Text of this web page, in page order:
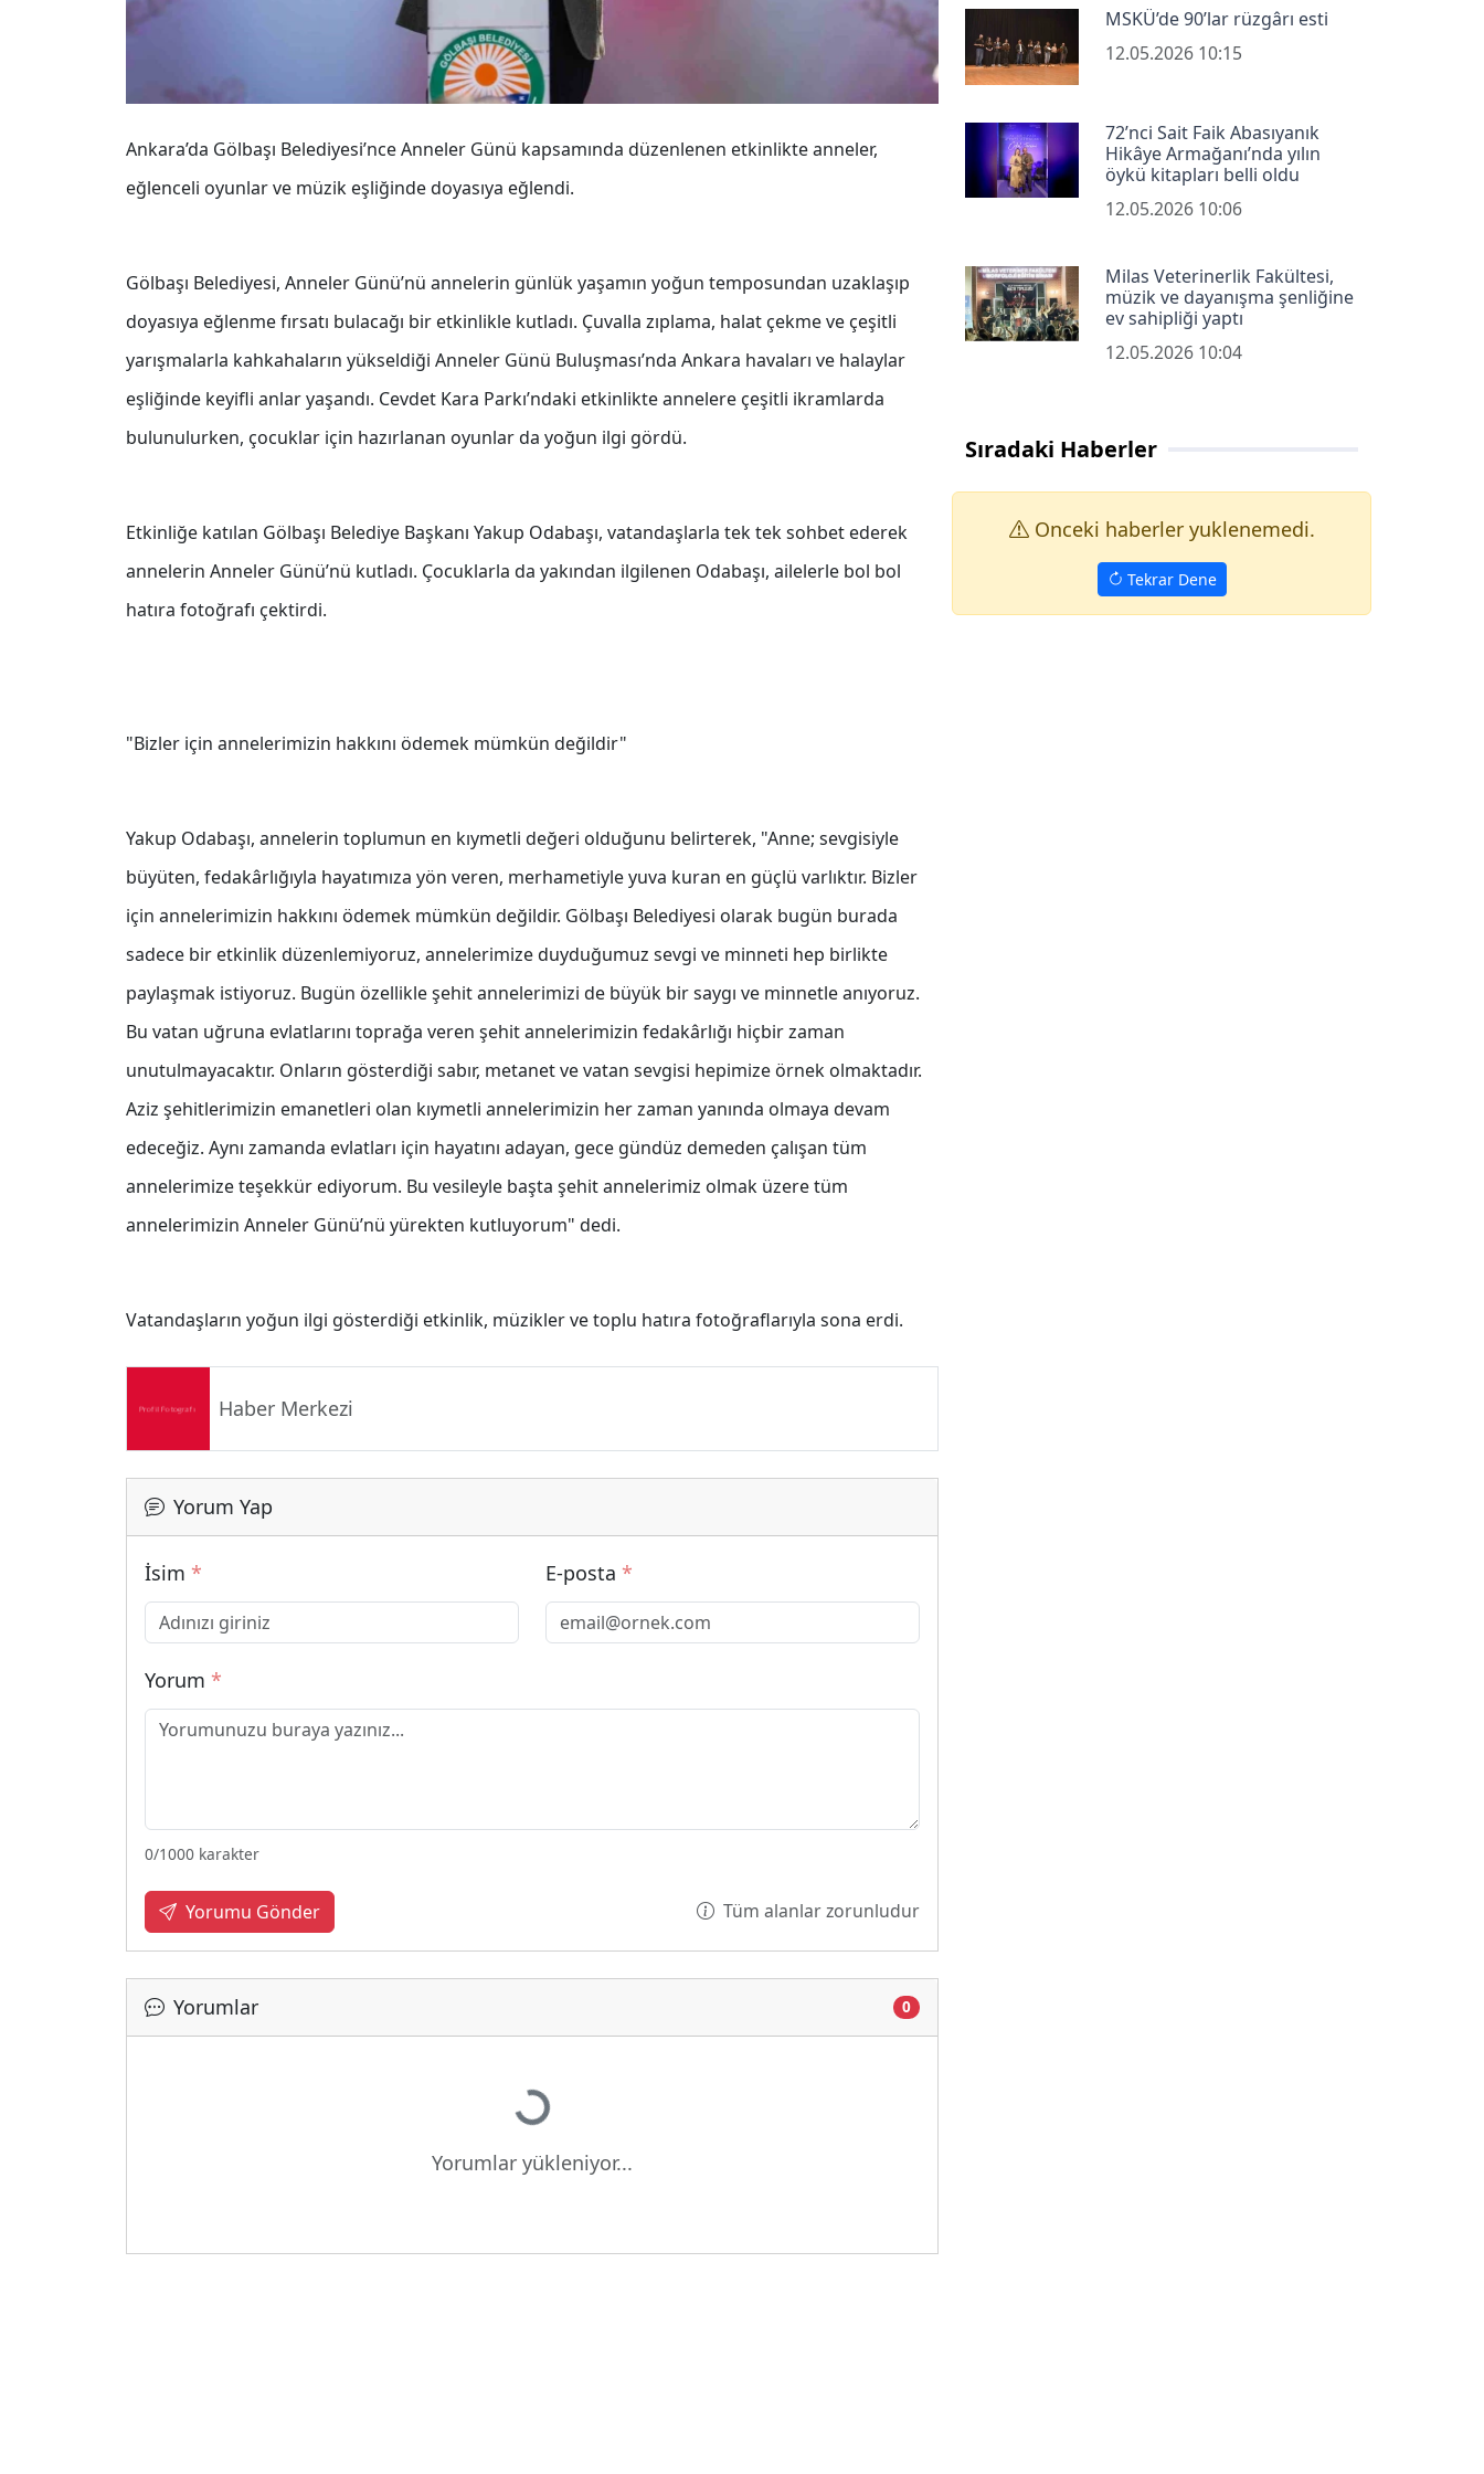
Ankara’da Gölbaşı Belediyesi’nce Anneler Günü kapsamında düzenlenen etkinlikte anneler,
eğlenceli oyunlar ve müzik eşliğinde doyasıya eğlendi.
Gölbaşı Belediyesi, Anneler Günü’nü annelerin günlük yaşamın yoğun temposundan uzaklaşıp
doyasıya eğlenme fırsatı bulacağı bir etkinlikle kutladı. Çuvalla zıplama, halat çekme ve çeşitli
yarışmalarla kahkahaların yükseldiği Anneler Günü Buluşması’nda Ankara havaları ve halaylar
eşliğinde keyifli anlar yaşandı. Cevdet Kara Parkı’ndaki etkinlikte annelere çeşitli ikramlarda
bulunulurken, çocuklar için hazırlanan oyunlar da yoğun ilgi gördü.
Etkinliğe katılan Gölbaşı Belediye Başkanı Yakup Odabaşı, vatandaşlarla tek tek sohbet ederek
annelerin Anneler Günü’nü kutladı. Çocuklarla da yakından ilgilenen Odabaşı, ailelerle bol bol
hatıra fotoğrafı çektirdi.
"Bizler için annelerimizin hakkını ödemek mümkün değildir"
Yakup Odabaşı, annelerin toplumun en kıymetli değeri olduğunu belirterek, "Anne; sevgisiyle
büyüten, fedakârlığıyla hayatımıza yön veren, merhametiyle yuva kuran en güçlü varlıktır. Bizler
için annelerimizin hakkını ödemek mümkün değildir. Gölbaşı Belediyesi olarak bugün burada
sadece bir etkinlik düzenlemiyoruz, annelerimize duyduğumuz sevgi ve minneti hep birlikte
paylaşmak istiyoruz. Bugün özellikle şehit annelerimizi de büyük bir saygı ve minnetle anıyoruz.
Bu vatan uğruna evlatlarını toprağa veren şehit annelerimizin fedakârlığı hiçbir zaman
unutulmayacaktır. Onların gösterdiği sabır, metanet ve vatan sevgisi hepimize örnek olmaktadır.
Aziz şehitlerimizin emanetleri olan kıymetli annelerimizin her zaman yanında olmaya devam
edeceğiz. Aynı zamanda evlatları için hayatını adayan, gece gündüz demeden çalışan tüm
annelerimize teşekkür ediyorum. Bu vesileyle başta şehit annelerimiz olmak üzere tüm
annelerimizin Anneler Günü’nü yürekten kutluyorum" dedi.
Vatandaşların yoğun ilgi gösterdiği etkinlik, müzikler ve toplu hatıra fotoğraflarıyla sona erdi.
Haber Merkezi
Yorum Yap
İsim * E-posta *
Yorum *
0/1000 karakter
Yorumu Gönder Tüm alanlar zorunludur
Yorumlar 0
Yükleniyor...
Yorumlar yükleniyor...
MSKÜ’de 90’lar rüzgârı esti
12.05.2026 10:15
72’nci Sait Faik Abasıyanık
Hikâye Armağanı’nda yılın
öykü kitapları belli oldu
12.05.2026 10:06
Milas Veterinerlik Fakültesi,
müzik ve dayanışma şenliğine
ev sahipliği yaptı
12.05.2026 10:04
Sıradaki Haberler
Onceki haberler yuklenemedi.
Tekrar Dene